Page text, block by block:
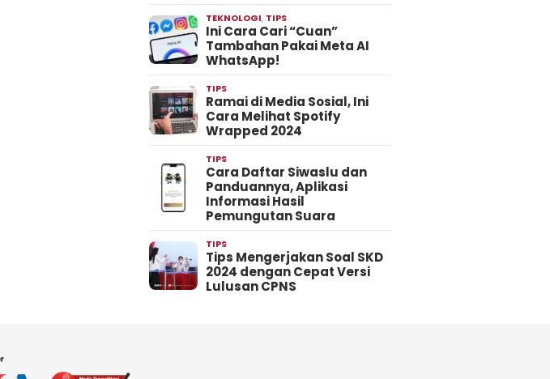
TEKNOLOGI, TIPS
Ini Cara Cari “Cuan”
Tambahan Pakai Meta AI
WhatsApp!
TIPS
Ramai di Media Sosial, Ini
Cara Melihat Spotify
Wrapped 2024
TIPS
Cara Daftar Siwaslu dan
Panduannya, Aplikasi
Informasi Hasil
Pemungutan Suara
TIPS
Tips Mengerjakan Soal SKD
2024 dengan Cepat Versi
Lulusan CPNS